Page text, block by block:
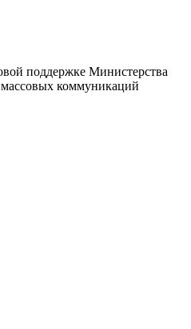
поддержке Министерства
коммуникаций